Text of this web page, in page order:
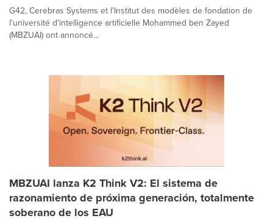
G42, Cerebras Systems et l'Institut des modèles de fondation de
l'université d'intelligence artificielle Mohammed ben Zayed
(MBZUAI) ont annoncé...
MBZUAI lanza K2 Think V2: El sistema de
razonamiento de próxima generación, totalmente
soberano de los EAU